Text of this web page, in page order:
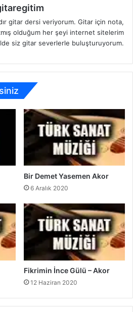
gitar dersi veriyorum. Gitar için nota,
olduğum her şeyi internet sitelerim
siz gitar severlerle buluşturuyorum.
Bir Demet Yasemen Akor
6 Aralık 2020
Fikrimin İnce Gülü – Akor
12 Haziran 2020